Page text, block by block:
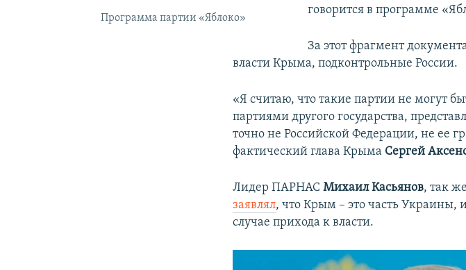
Программа партии «Яблоко»
говорится в программе
За этот фрагмент
власти Крыма, подконтрольные России.
«Я считаю, что такие партии не могут
партиями другого государства,
точно не Российской Федерации, не ее
фактический глава Крыма Сергей
Лидер ПАРНАСМихаил Касьянов, так
заявлял, что Крым – это часть Украины, и
случае прихода к власти.